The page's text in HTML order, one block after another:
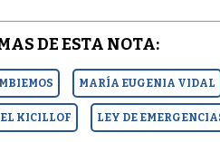
DE ESTA NOTA:
MARÍA EUGENIA VIDAL
KICILLOF LEY DE